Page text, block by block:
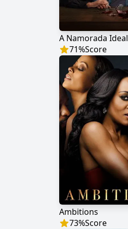
A Namorada Ideal
71%Score
Ambitions
73%Score